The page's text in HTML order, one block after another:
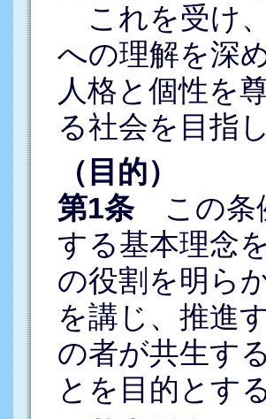
これを受け
への理解を深
人格と個性を
る社会を目指
（目的）
第1条この条
する基本理念
の役割を明ら
を講じ、推進
の者が共生す
とを目的とする